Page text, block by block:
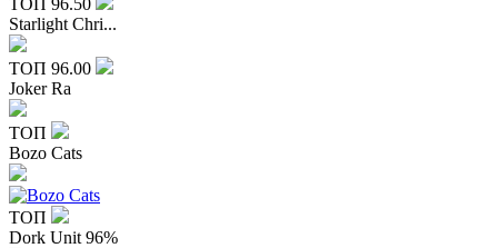
ТОП 96.50
Starlight Chri...
ТОП 96.00
Joker Ra
ТОП
Bozo Cats
ТОП
Dork Unit 96%